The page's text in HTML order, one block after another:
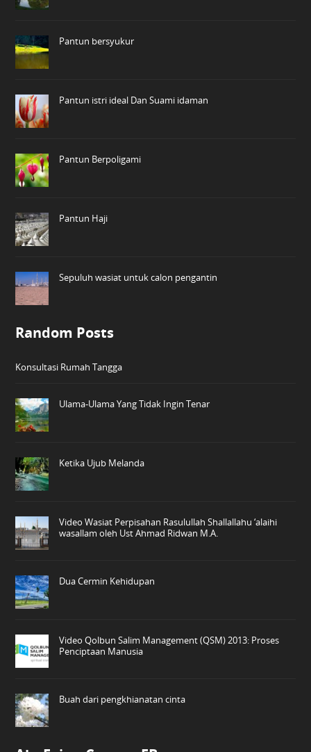
Pantun bersyukur
Pantun istri ideal Dan Suami idaman
Pantun Berpoligami
Pantun Haji
Sepuluh wasiat untuk calon pengantin
Random Posts
Konsultasi Rumah Tangga
Ulama-Ulama Yang Tidak Ingin Tenar
Ketika Ujub Melanda
Video Wasiat Perpisahan Rasulullah Shallallahu ‘alaihi
wasallam oleh Ust Ahmad Ridwan M.A.
Dua Cermin Kehidupan
Video Qolbun Salim Management (QSM) 2013: Proses
Penciptaan Manusia
Buah dari pengkhianatan cinta